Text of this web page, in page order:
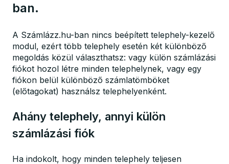
ban.
A Számlázz.hu-ban nincs beépített telephely-kezelő
modul, ezért több telephely esetén két különböző
megoldás közül választhatsz: vagy külön számlázási
fiókot hozol létre minden telephelynek, vagy egy
fiókon belül különböző számlatömböket
(előtagokat) használsz telephelyenként.
Ahány telephely, annyi külön
számlázási fiók
Ha indokolt, hogy minden telephely teljesen